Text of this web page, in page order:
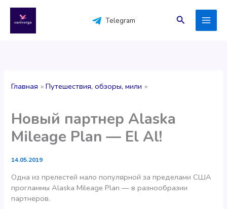
содержимому
Telegram Поиск
Главная Путешествия, обзоры, мили
Новый партнер Alaska
Mileage Plan — El Al!
14.05.2019
Одна из прелестей мало популярной за пределами США
прогламмы Alaska Mileage Plan — в разнообразии
партнеров.